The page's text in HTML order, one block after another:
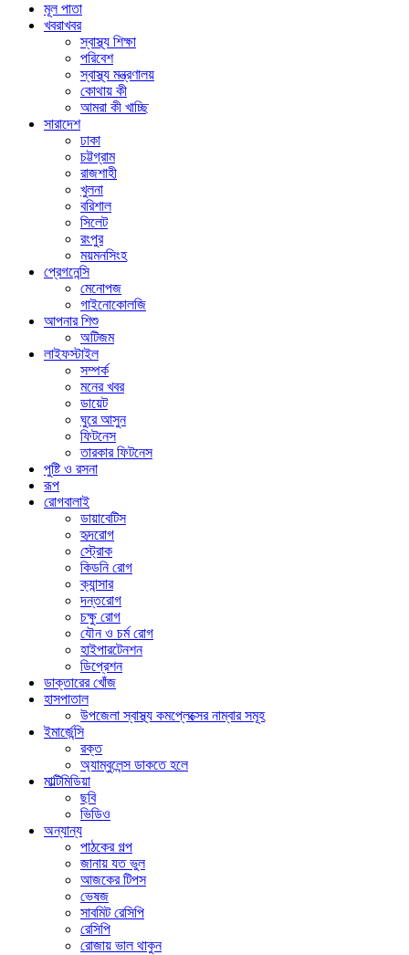
মূল পাতা
খবরাখবর
স্বাস্থ্য শিক্ষা
পরিবেশ
স্বাস্থ্য মন্ত্রণালয়
কোথায় কী
আমরা কী খাচ্ছি
সারাদেশ
ঢাকা
চট্টগ্রাম
রাজশাহী
খুলনা
বরিশাল
সিলেট
রংপুর
ময়মনসিংহ
প্রেগনেন্সি
মেনোপজ
গাইনোকোলজি
আপনার শিশু
অটিজম
লাইফস্টাইল
সম্পর্ক
মনের খবর
ডায়েট
ঘুরে আসুন
ফিটনেস
তারকার ফিটনেস
পুষ্টি ও রসনা
রূপ
রোগবালাই
ডায়াবেটিস
হৃদরোগ
স্ট্রোক
কিডনি রোগ
ক্যান্সার
দন্তরোগ
চক্ষু রোগ
যৌন ও চর্ম রোগ
হাইপারটেনশন
ডিপ্রেশন
ডাক্তারের খোঁজ
হাসপাতাল
উপজেলা স্বাস্থ্য কমপ্লেক্সের নাম্বার সমূহ
ইমার্জেন্সি
রক্ত
অ্যাম্বুলেন্স ডাকতে হলে
মাল্টিমিডিয়া
ছবি
ভিডিও
অন্যান্য
পাঠকের গল্প
জানায় যত ভুল
আজকের টিপস
ভেষজ
সাবমিট রেসিপি
রেসিপি
রোজায় ভাল থাকুন